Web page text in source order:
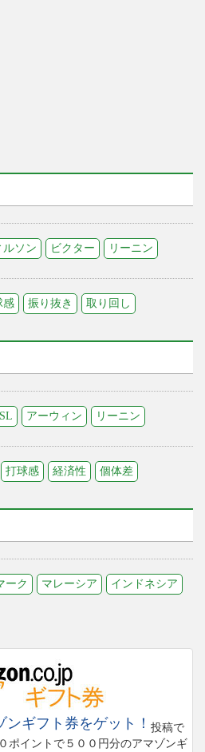
ルソン ビクター リーニン
感 振り抜き 取り回し
アーウィン リーニン
打球感 経済性 個体差
ーク マレーシア インドネシア
ギフト券をゲット！ 投稿で
ポイントで５００円分のアマゾンギ